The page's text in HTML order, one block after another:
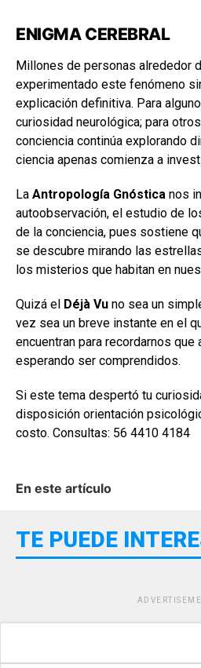
ENIGMA CEREBRAL
Millones de personas alrededor
experimentado este fenómeno
explicación definitiva. Para
curiosidad neurológica; para
conciencia continúa explorando
ciencia apenas comienza a
La Antropología Gnóstica nos
autoobservación, el estudio de
de la conciencia, pues sostiene
se descubre mirando las
los misterios que habitan en
Quizá el Déjà Vu no sea un
vez sea un breve instante en el
encuentran para recordarnos
esperando ser comprendidos.
Si este tema despertó tu
disposición orientación
costo. Consultas: 56 4410 4184
En este artículo
TE PUEDE